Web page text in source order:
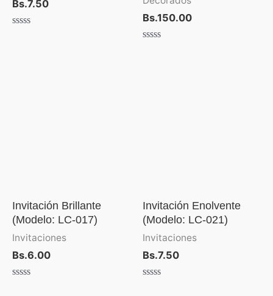
Bs.7.50
Bs.150.00
Invitación Brillante
(Modelo: LC-017)
Invitaciones
Bs.6.00
Invitación Enolvente
(Modelo: LC-021)
Invitaciones
Bs.7.50